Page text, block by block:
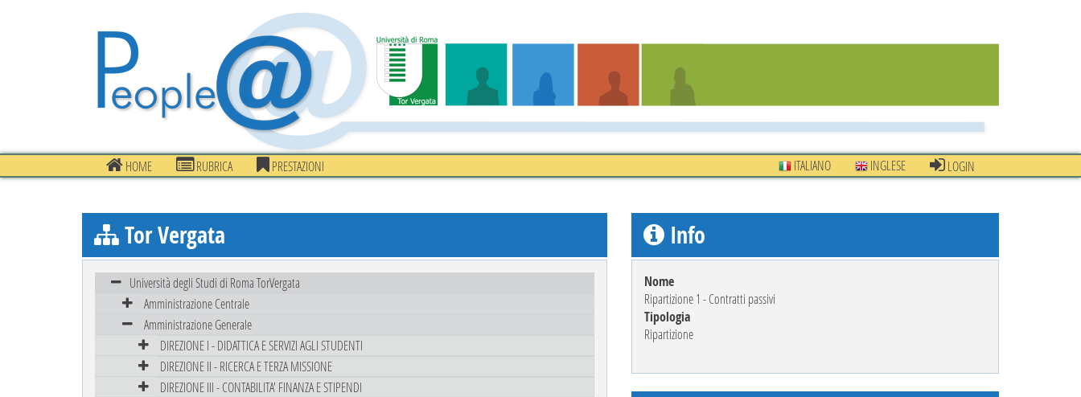
HOME RUBRICA PRESTAZIONI ITALIANO INGLESE LOGIN
Tor Vergata
Università degli Studi di Roma TorVergata
Amministrazione Centrale
Amministrazione Generale
DIREZIONE I - DIDATTICA E SERVIZI AGLI STUDENTI
DIREZIONE II - RICERCA E TERZA MISSIONE
DIREZIONE III - CONTABILITA' FINANZA E STIPENDI
Info
Nome
Ripartizione 1 - Contratti passivi
Tipologia
Ripartizione